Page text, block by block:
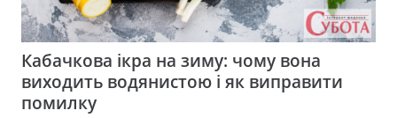
Кабачкова ікра на зиму: чому вона
виходить водянистою і як виправити
помилку